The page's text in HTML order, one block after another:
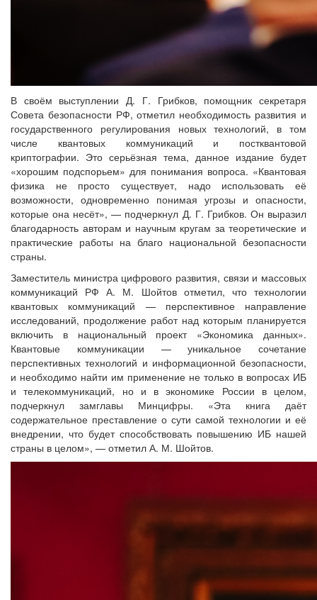
В своём выступлении Д. Г. Грибков, помощник секретаря
Совета безопасности РФ, отметил необходимость развития и
государственного регулирования новых технологий, в том
числе квантовых коммуникаций и постквантовой
криптографии. Это серьёзная тема, данное издание будет
«хорошим подспорьем» для понимания вопроса. «Квантовая
физика не просто существует, надо использовать её
возможности, одновременно понимая угрозы и опасности,
которые она несёт», — подчеркнул Д. Г. Грибков. Он выразил
благодарность авторам и научным кругам за теоретические и
практические работы на благо национальной безопасности
страны.
Заместитель министра цифрового развития, связи и массовых
коммуникаций РФ А. М. Шойтов отметил, что технологии
квантовых коммуникаций — перспективное направление
исследований, продолжение работ над которым планируется
включить в национальный проект «Экономика данных».
Квантовые коммуникации — уникальное сочетание
перспективных технологий и информационной безопасности,
и необходимо найти им применение не только в вопросах ИБ
и телекоммуникаций, но и в экономике России в целом,
подчеркнул замглавы Минцифры. «Эта книга даёт
содержательное преставление о сути самой технологии и её
внедрении, что будет способствовать повышению ИБ нашей
страны в целом», — отметил А. М. Шойтов.